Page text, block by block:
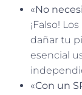
«No
¡Falso!
dañar tu
esencial
«Con un